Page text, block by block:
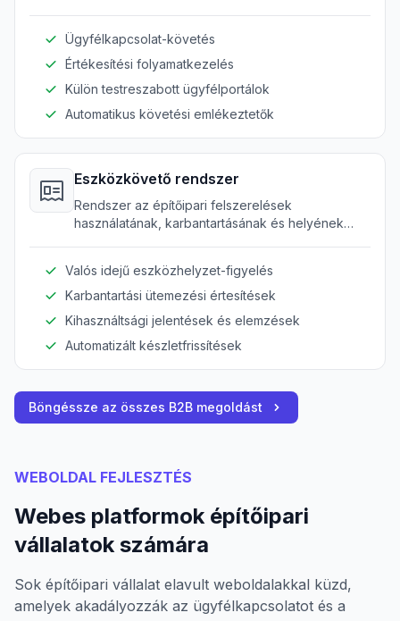
Ügyfélkapcsolat-követés
Értékesítési folyamatkezelés
Külön testreszabott ügyfélportálok
Automatikus követési emlékeztetők
Eszközkövető rendszer
Rendszer az építőipari felszerelések
használatának, karbantartásának és helyének
Valós idejű eszközhelyzet-figyelés
Karbantartási ütemezési értesítések
Kihasználtsági jelentések és elemzések
Automatizált készletfrissítések
Böngéssze az összes B2B megoldást
WEBOLDAL FEJLESZTÉS
Webes platformok építőipari
vállalatok számára
Sok építőipari vállalat elavult weboldalakkal küzd,
amelyek akadályozzák az ügyfélkapcsolatot és a